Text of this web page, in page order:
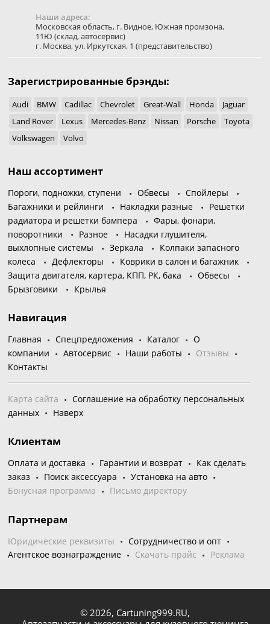
Наши адреса:
Московская область, г. Видное, Южная промзона,
11Ю (склад, автосервис)
г. Москва,ул. Иркутская, 1 (представительство)
Зарегистрированные брэнды:
Audi BMW Cadillac Chevrolet Great-Wall Honda
Jaguar
Land Rover
Lexus Mercedes-Benz Nissan Porsche
Toyota
Volkswagen
Volvo
Наш ассортимент
Пороги, подножки, ступени Обвесы
Спойлеры
Багажники и рейлинги
Накладки разные
Решетки
радиатора и решетки бампера
Фары, фонари,
поворотники
Разное
Насадки глушителя,
выхлопные системы
Зеркала
Колпаки запасного
колеса
Дефлекторы
Коврики в салон и багажник
Защита двигателя, картера, КПП, РК, бака
Обвесы
Брызговики
Крылья
Навигация
Главная Спецпредложения Каталог
О
компании
Автосервис Наши работы
Отзывы
Контакты
Карта сайта
Соглашение на обработку персональных
данных
Наверх
Клиентам
Оплата и доставка Гарантии и возврат
Как сделать
заказ
Поиск аксессуара
Установка на авто
Бонусная программа
Письмо директору
Партнерам
Юридические реквизиты
Сотрудничество и опт
Агентское вознаграждение
Скачать прайс Реклама
© 2026, Cartuning999.RU,